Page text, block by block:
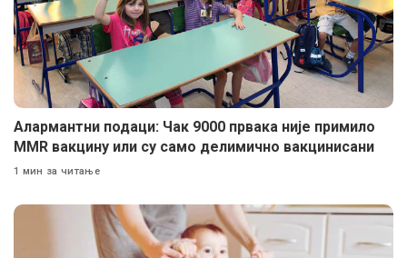
Алармантни подаци: Чак 9000 првака није примило
MMR вакцину или су само делимично вакцинисани
1 мин за читање